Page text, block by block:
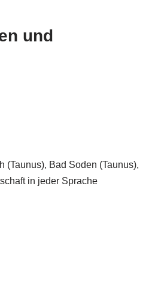
und
(Taunus), Bad Soden (Taunus),
in jeder Sprache